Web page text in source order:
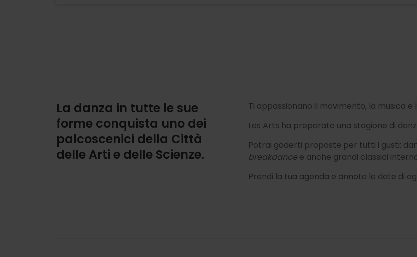
La danza in tutte le sue
forme conquista uno dei
palcoscenici della Città
delle Arti e delle Scienze.
Ti appassionano il movimento, la musica
Les Arts ha preparato una stagione di
Potrai goderti proposte per tutti i gusti:
breakdance e anche grandi classici
Prendi la tua agenda e annota le date di